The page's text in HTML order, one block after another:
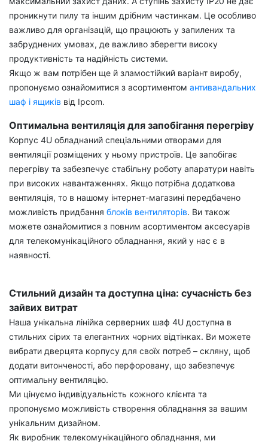
проникнути пилу та іншим дрібним частинкам. Це особливо
важливо для організацій, що працюють у запилених та
забруднених умовах, де важливо зберегти високу
продуктивність та надійність системи.
Якщо ж вам потрібен ще й зламостійкий варіант виробу,
пропонуємо ознайомитися з асортиментом антивандальних
шаф і ящиків від Ipcom.
Оптимальна вентиляція для запобігання перегріву
Корпус 4U обладнаний спеціальними отворами для
вентиляції розміщених у ньому пристроїв. Це запобігає
перегріву та забезпечує стабільну роботу апаратури навіть
при високих навантаженнях. Якщо потрібна додаткова
вентиляція, то в нашому інтернет-магазині передбачено
можливість придбання блоків вентиляторів. Ви також
можете ознайомитися з повним асортиментом аксесуарів
для телекомунікаційного обладнання, який у нас є в
наявності.
Стильний дизайн та доступна ціна: сучасність без
зайвих витрат
Наша унікальна лінійка серверних шаф 4U доступна в
стильних сірих та елегантних чорних відтінках. Ви можете
вибрати дверцята корпусу для своїх потреб – скляну, щоб
додати витонченості, або перфоровану, що забезпечує
оптимальну вентиляцію.
Ми цінуємо індивідуальність кожного клієнта та
пропонуємо можливість створення обладнання за вашим
унікальним дизайном.
Як виробник телекомунікаційного обладнання, ми